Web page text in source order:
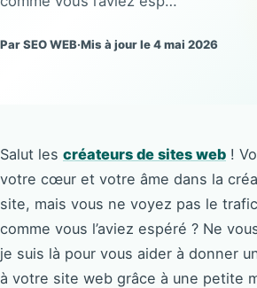
Par SEO WEB·Mis à jour le 4 mai 2026
Salut les créateurs de sites web !
votre cœur et votre âme dans la
site, mais vous ne voyez pas le
comme vous l’aviez espéré ? Ne
je suis là pour vous aider à donner
à votre site web grâce à une petite